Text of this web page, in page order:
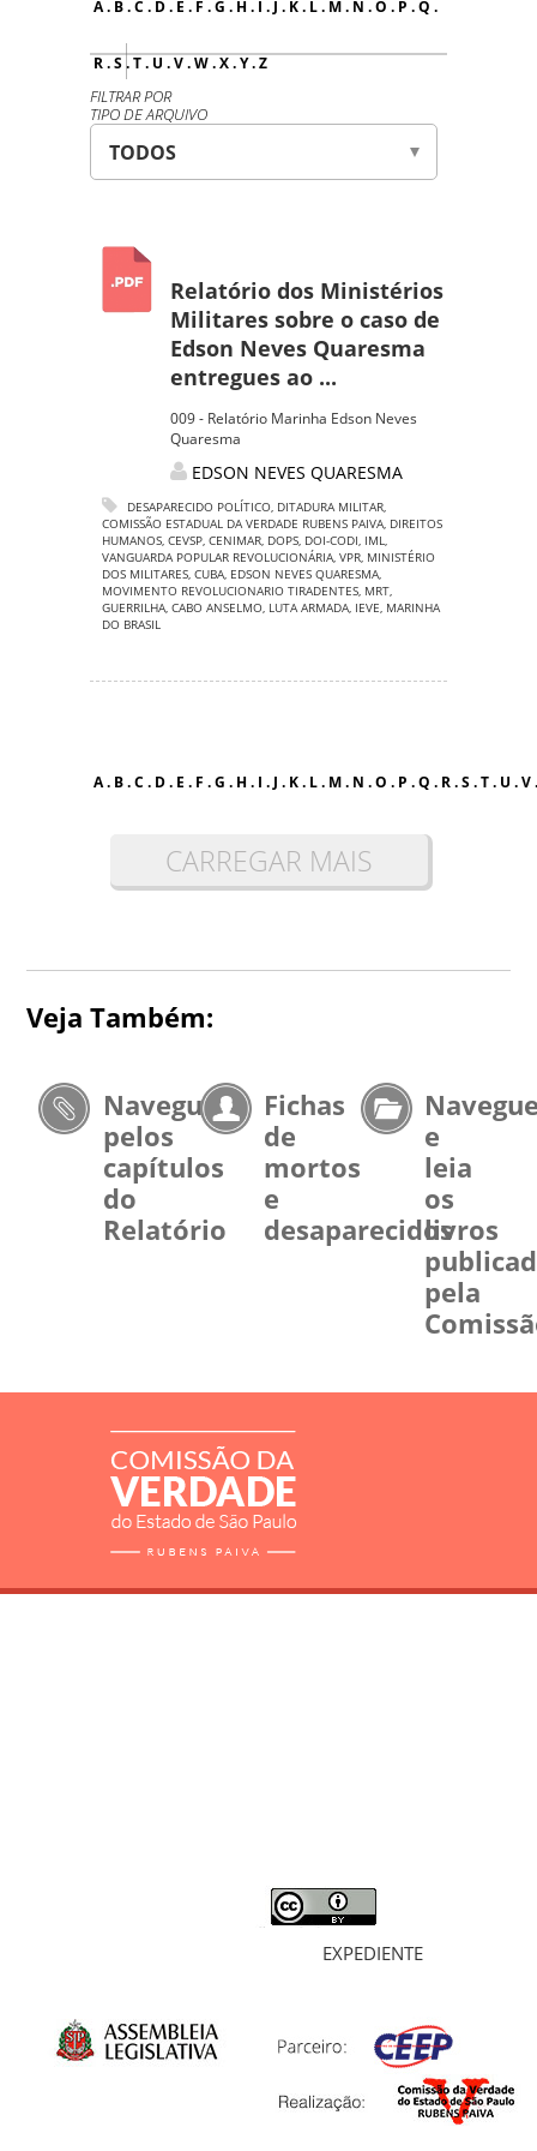
A. B.C . D. E . F .G . H. I . J . K. L. M. N .O . P .Q .
R.S .T. U .V.W.X.Y.Z
FILTRAR POR
TIPO DE ARQUIVO
Relatório dos Ministérios
Militares sobre o caso de
Edson Neves Quaresma
entregues ao ...
009 - Relatório Marinha Edson Neves
Quaresma
EDSON NEVES QUARESMA
DESAPARECIDO POLÍTICO, DITADURA MILITAR,
COMISSÃO ESTADUAL DA VERDADE RUBENS PAIVA, DIREITOS
HUMANOS, CEVSP, CENIMAR, DOPS, DOI-CODI, IML,
VANGUARDA POPULAR REVOLUCIONÁRIA, VPR, MINISTÉRIO
DOS MILITARES, CUBA, EDSON NEVES QUARESMA,
MOVIMENTO REVOLUCIONARIO TIRADENTES, MRT,
GUERRILHA, CABO ANSELMO, LUTA ARMADA, IEVE, MARINHA
DO BRASIL
A. B.C . D. E . F .G . H. I . J . K. L. M. N .O . P .Q . R.S.T. U .V.
CARREGAR MAIS
Veja Também:
Navegue
pelos
capítulos
do
Relatório
Fichas
de
mortos
e
desaparecidos
e
leia
os
livros
pela
EXPEDIENTE